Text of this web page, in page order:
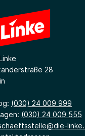
28
(030) 24 009 999
(030) 24 009 555